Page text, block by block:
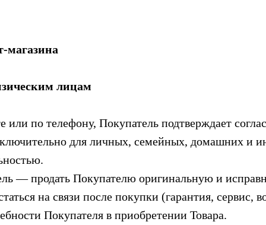
магазина
лицам
по телефону, Покупатель подтверждает
для личных, семейных, домашних и
продать Покупателю оригинальную и
на связи после покупки (гарантия,
Покупателя в приобретении Товара.